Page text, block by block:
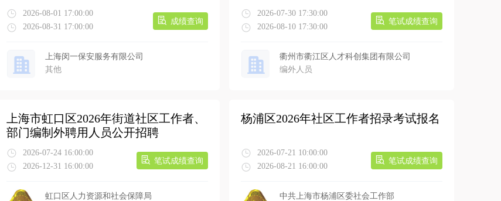
2026-08-01 17:00:00
2026-08-31 17:00:00
成绩查询
上海闵一保安服务有限公司
其他
2026-07-30 17:30:00
2026-08-10 17:30:00
笔试成绩查询
衢州市衢江区人才科创集团有限公司
编外人员
上海市虹口区2026年街道社区工作者、
部门编制外聘用人员公开招聘
2026-07-24 16:00:00
2026-12-31 16:00:00
笔试成绩查询
虹口区人力资源和社会保障局
杨浦区2026年社区工作者招录考试报名
2026-07-21 10:00:00
2026-08-21 16:00:00
笔试成绩查询
中共上海市杨浦区委社会工作部